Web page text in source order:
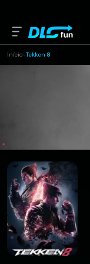
Início-Tekken 8